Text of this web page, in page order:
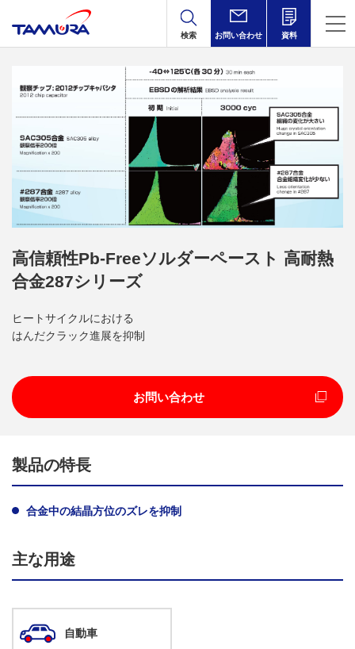
検索 お問い合わせ 資料
高信頼性Pb-Freeソルダーペースト 高耐熱
合金287シリーズ
ヒートサイクルにおける
はんだクラック進展を抑制
お問い合わせ
製品の特長
合金中の結晶方位のズレを抑制
主な用途
自動車